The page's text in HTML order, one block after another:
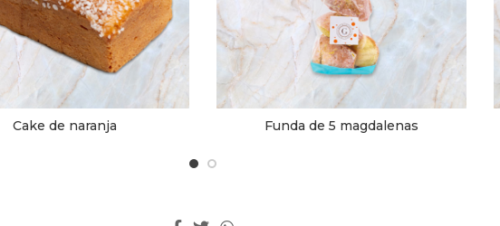
Cake de naranja Funda de 5 magdalenas